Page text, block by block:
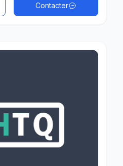
Contacter